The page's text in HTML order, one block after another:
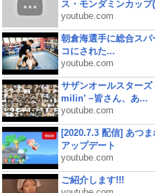
ス・モンダミンカップ
youtube.com
朝倉海選手に総合ス
コにされた...
youtube.com
サザンオールスター
milin’ ~皆さん、あ...
youtube.com
[2020.7.3 配信] あつ
アップデート
youtube.com
ご紹介します!!!